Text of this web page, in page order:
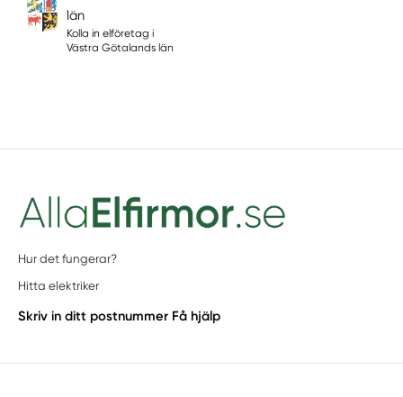
län
Kolla in elföretag i
Västra Götalands län
Hur det fungerar?
Hitta elektriker
Skriv in ditt postnummer Få hjälp